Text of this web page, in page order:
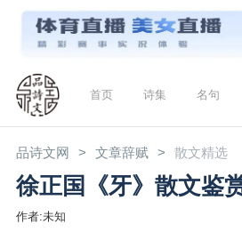
首页 诗集 名句
品诗文网 文章辞赋 散文精选
徐正国《牙》散文鉴
作者:未知